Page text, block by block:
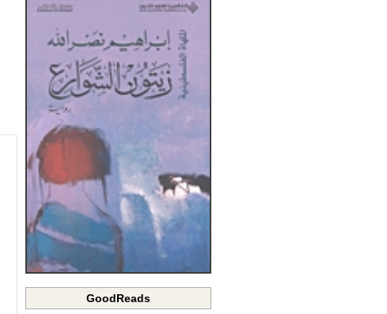
GoodReads